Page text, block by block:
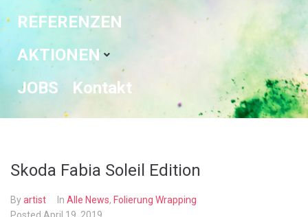
REFERENZEN
AKTIONEN
JOBS
Kontakt
Skoda Fabia Soleil Edition
Byartist In Alle News, Folierung Wrapping